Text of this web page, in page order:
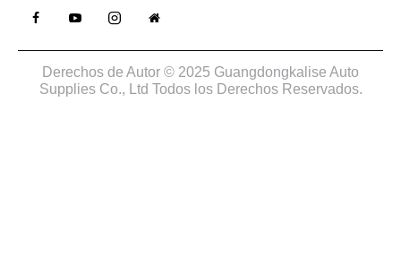
Derechos de Autor © 2025 Guangdongkalise Auto
Supplies Co., Ltd Todos los Derechos Reservados.